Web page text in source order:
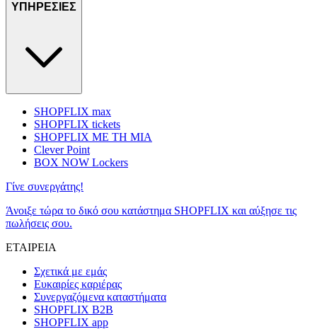
ΥΠΗΡΕΣΙΕΣ
SHOPFLIX max
SHOPFLIX tickets
SHOPFLIX ΜΕ ΤΗ ΜΙΑ
Clever Point
BOX NOW Lockers
Γίνε συνεργάτης!
Άνοιξε τώρα το δικό σου κατάστημα SHOPFLIX και αύξησε τις
πωλήσεις σου.
ΕΤΑΙΡΕΙΑ
Σχετικά με εμάς
Ευκαιρίες καριέρας
Συνεργαζόμενα καταστήματα
SHOPFLIX B2B
SHOPFLIX app